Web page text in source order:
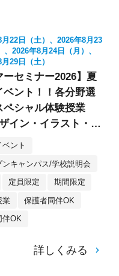
月22日（土）、2026年8月23
、2026年8月24日（月）、
29日（土）
ーセミナー2026】夏
ベント！！各分野選
ペシャル体験授業
イン・イラスト・映
ケボー・フォト》
ント
ンキャンパス/学校説明会
定員限定 期間限定
業 保護者同伴OK
伴OK
詳しくみる